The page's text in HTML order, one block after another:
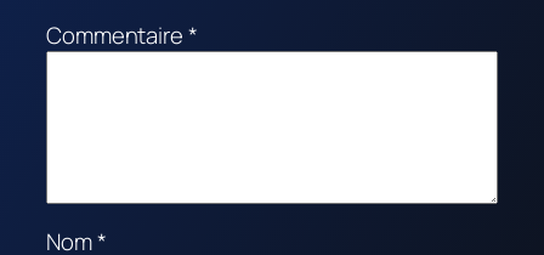
Commentaire*
Nom*